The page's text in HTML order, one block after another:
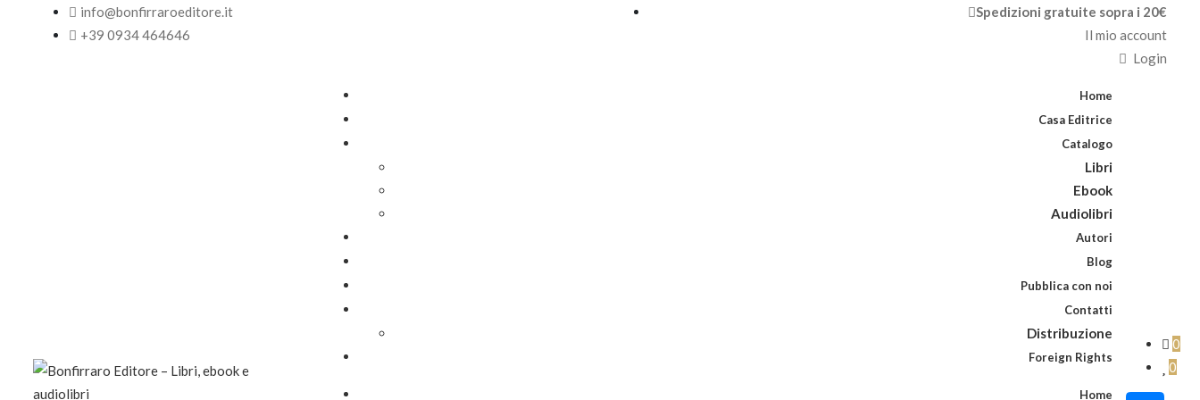
info@bonfirraroeditore.it
+39 0934 464646
Spedizioni gratuite sopra i 20€
Il mio account
Login
Home
Casa Editrice
Catalogo
Libri
Ebook
Audiolibri
Autori
Blog
Pubblica con noi
Contatti
Distribuzione
Foreign Rights
Home
0
0